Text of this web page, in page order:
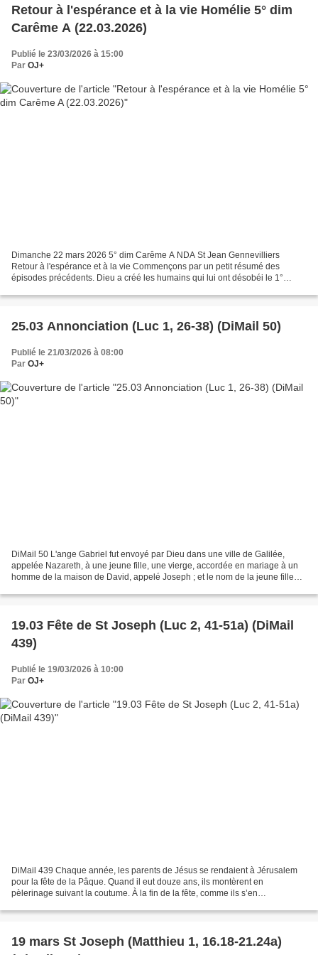
Retour à l'espérance et à la vie Homélie 5° dim
Carême A (22.03.2026)
Publié le 23/03/2026 à 15:00
Par OJ+
Dimanche 22 mars 2026 5° dim Carême A NDA St Jean Gennevilliers
Retour à l'espérance et à la vie Commençons par un petit résumé des
épisodes précédents. Dieu a créé les humains qui lui ont désobéi le 1°
25.03 Annonciation (Luc 1, 26-38) (DiMail 50)
Publié le 21/03/2026 à 08:00
Par OJ+
DiMail 50 L'ange Gabriel fut envoyé par Dieu dans une ville de Galilée,
appelée Nazareth, à une jeune fille, une vierge, accordée en mariage à un
homme de la maison de David, appelé Joseph ; et le nom de la jeune fille
19.03 Fête de St Joseph (Luc 2, 41-51a) (DiMail
439)
Publié le 19/03/2026 à 10:00
Par OJ+
DiMail 439 Chaque année, les parents de Jésus se rendaient à Jérusalem
pour la fête de la Pâque. Quand il eut douze ans, ils montèrent en
pèlerinage suivant la coutume. À la fin de la fête, comme ils s’en
19 mars St Joseph (Matthieu 1, 16.18-21.24a)